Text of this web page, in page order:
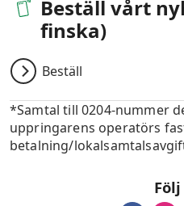
Beställ vårt
finska)
Beställ
*Samtal till 0204-nummer
uppringarens operatörs
betalning/
Följ